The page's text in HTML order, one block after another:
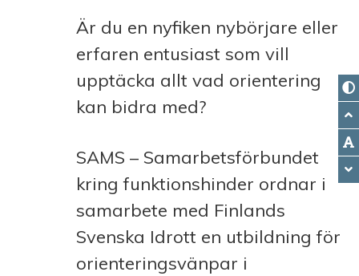
Är du en nyfiken nybörjare eller
erfaren entusiast som vill
upptäcka allt vad orientering
kan bidra med?
SAMS – Samarbetsförbundet
kring funktionshinder ordnar i
samarbete med Finlands
Svenska Idrott en utbildning för
orienteringsvänpar i